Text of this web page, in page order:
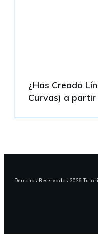
¿Has Creado
Curvas) a partir
Derechos Reservados 2026